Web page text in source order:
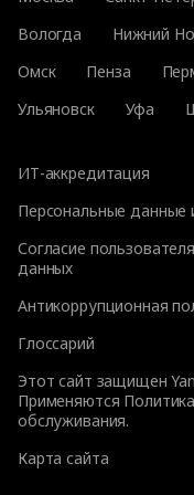
Вологда
Нижний
Омск
Пенза
Ульяновск
Уфа
ИТ-аккредитация
Персональные данные
Согласие
данных
Антикоррупционная
Глоссарий
Этот сайт защищен
Применяются
обслуживания.
Карта сайта